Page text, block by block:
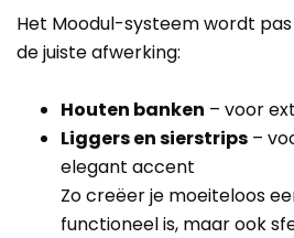
Het Moodul-systeem wordt
de juiste afwerking:
Houten banken – voor
Liggers en sierstrips –
elegant accent
Zo creëer je moeiteloos
functioneel is, maar ook